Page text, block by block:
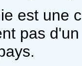
est une
pas